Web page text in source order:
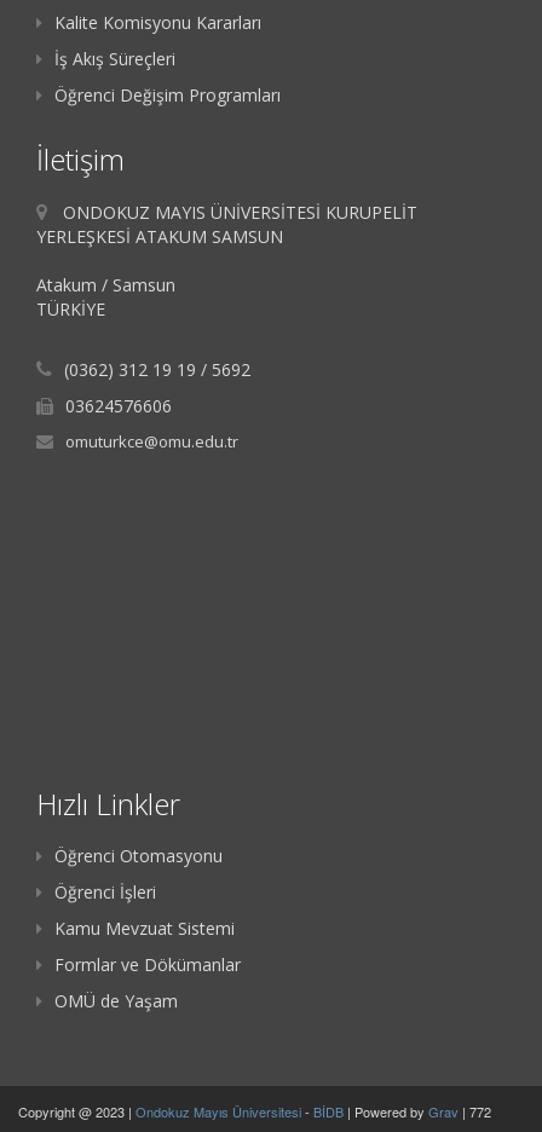
Kalite Komisyonu Kararları
İş Akış Süreçleri
Öğrenci Değişim Programları
İletişim
ONDOKUZ MAYIS ÜNİVERSİTESİ KURUPELİT
YERLEŞKESİ ATAKUM SAMSUN
Atakum / Samsun
TÜRKİYE
(0362) 312 19 19 / 5692
03624576606
omuturkce@omu.edu.tr
Hızlı Linkler
Öğrenci Otomasyonu
Öğrenci İşleri
Kamu Mevzuat Sistemi
Formlar ve Dökümanlar
OMÜ de Yaşam
Copyright @ 2023 | Ondokuz Mayıs Üniversitesi- BİDB | Powered by Grav | 772